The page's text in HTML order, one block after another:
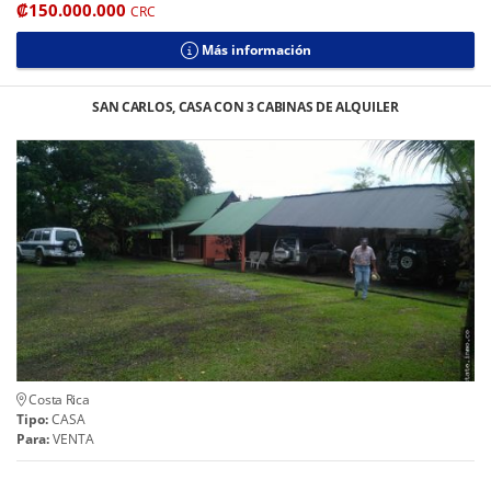
₡150.000.000 CRC
Más información
SAN CARLOS, CASA CON 3 CABINAS DE ALQUILER
Costa Rica
Tipo:CASA
Para:VENTA